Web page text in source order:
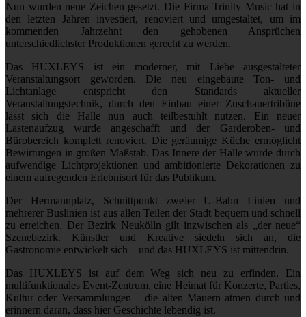
Nun wurden neue Zeichen gesetzt. Die Firma Trinity Music hat in
den letzten Jahren investiert, renoviert und umgestaltet, um im
kommenden Jahrzehnt den gehobenen Ansprüchen
unterschiedlichster Produktionen gerecht zu werden.
Das HUXLEYS ist ein moderner, mit Liebe ausgestalteter
Veranstaltungsort geworden. Die neu eingebaute Ton- und
Lichtanlage entspricht den Standards aktueller
Veranstaltungstechnik, durch den Einbau einer Zuschauertribüne
lässt sich die Halle nun auch teilbestuhlt nutzen. Ein neuer
Lastenaufzug wurde angeschafft und der Garderoben- und
Bürobereich komplett renoviert. Die geräumige Küche ermöglicht
Bewirtungen in großen Maßstab. Das Innere der Halle wurde durch
aufwendige Lichtprojektionen und ambitionierte Dekorationen zu
einem aufregenden Erlebnisort für das Publikum.
Der Hermannplatz, Schnittpunkt zweier U-Bahn Linien und
mehrerer Buslinien ist aus allen Teilen der Stadt bequem und schnell
zu erreichen. Der Bezirk Neukölln gilt inzwischen als „der neue“
Szenebezirk. Künstler und Kreative siedeln sich an, die
Gastronomie entwickelt sich – und das HUXLEYS ist mittendrin.
Das HUXLEYS ist auf dem Weg sich neu zu erfinden. Ein
multifunktionales Event-Zentrum, eine Heimat für Konzerte, Parties,
Kultur oder Versammlungen – die alten Mauern atmen durch und
erinnern daran, dass hier Geschichte lebendig ist.